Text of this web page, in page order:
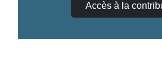
Accès à la